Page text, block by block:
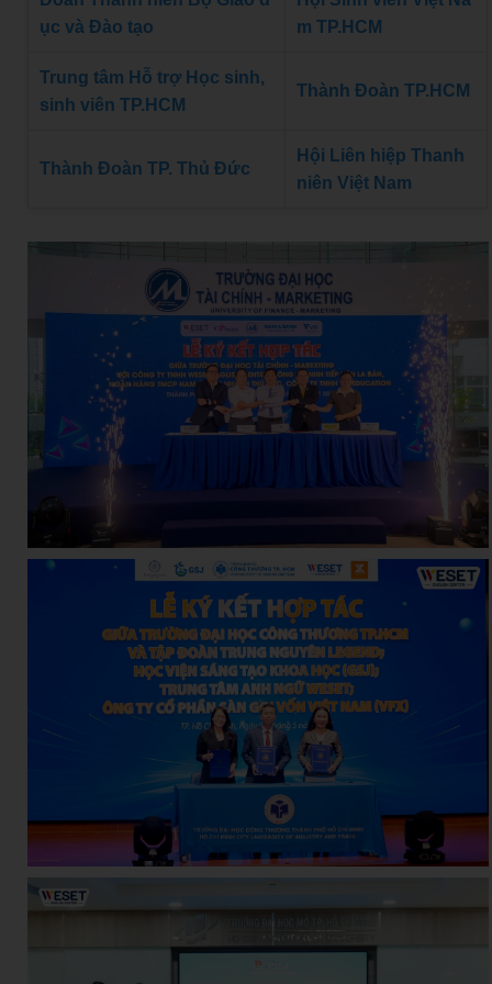
ục và Đào tạo
m TP.HCM
Trung tâm Hỗ trợ Học sinh,
sinh viên TP.HCM
Thành Đoàn TP.HCM
Thành Đoàn TP. Thủ Đức
Hội Liên hiệp Thanh
niên Việt Nam